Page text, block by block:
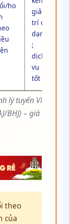
lý tuyến Việt
BHJ) – giá
ho
giải
trí đa
dạng
;
dịch
vụ
tốt
theo
của